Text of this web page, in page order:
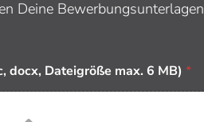
Deine Bewerbungsunterlagen
docx, Dateigröße max. 6 MB) *